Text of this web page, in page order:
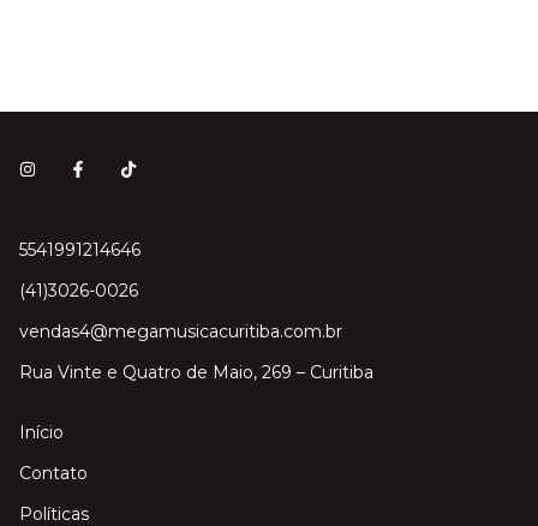
5541991214646
(41)3026-0026
vendas4@megamusicacuritiba.com.br
Rua Vinte e Quatro de Maio, 269 – Curitiba
Início
Contato
Políticas